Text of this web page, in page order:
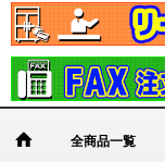
全商品一覧